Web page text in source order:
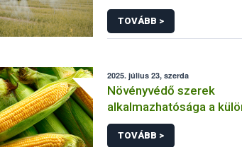
TOVÁBB >
2025. július 23, szerda
Növényvédő szerek
alkalmazhatósága a
kukorica kultúrákban
TOVÁBB >